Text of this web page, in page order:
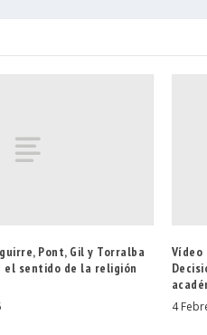
Pont, Gil y Torralba
sentido de la religión
4